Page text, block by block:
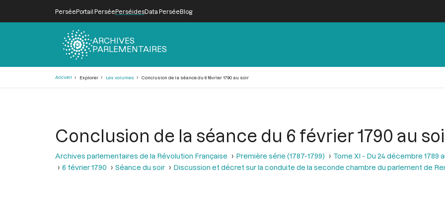
PerséePortail PerséePerséidesData PerséeBlog
ARCHIVES
PARLEMENTAIRES
Accueil Explorer Les volumes Conclusion de la séance du 6 février 1790 au soir
Conclusion de la séance du 6 février 1790 au
Archives parlementaires de la Révolution Française Première série (1787-1799) Tome XI - Du 24 décembre 1789
6 février 1790
Séance du soir Discussion et décret sur la conduite de la seconde chambre du parlement de